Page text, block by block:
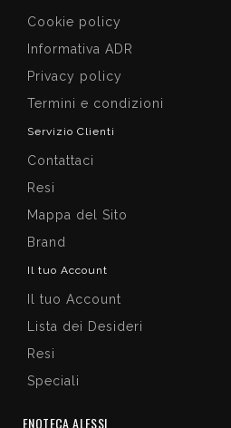
Cookie policy
Informativa ADR
Privacy policy
Termini e condizioni
Servizio Clienti
Contattaci
Resi
Mappa del Sito
Brand
Il tuo Account
Il tuo Account
Lista dei Desideri
Resi
Speciali
ENOTECA ALESSI